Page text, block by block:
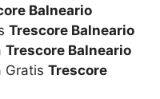
Balneario
Trescore Balneario
Trescore Balneario
Gratis Trescore